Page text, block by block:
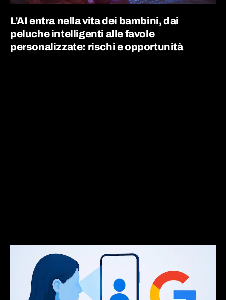
L’AI entra nella vita dei bambini, dai
peluche intelligenti alle favole
personalizzate: rischi e opportunità